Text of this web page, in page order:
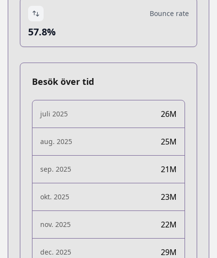
Bounce rate
57.8%
Besök över tid
juli 2025 26M
aug. 2025 25M
sep. 2025 21M
okt. 2025 23M
nov. 2025 22M
dec. 2025 29M